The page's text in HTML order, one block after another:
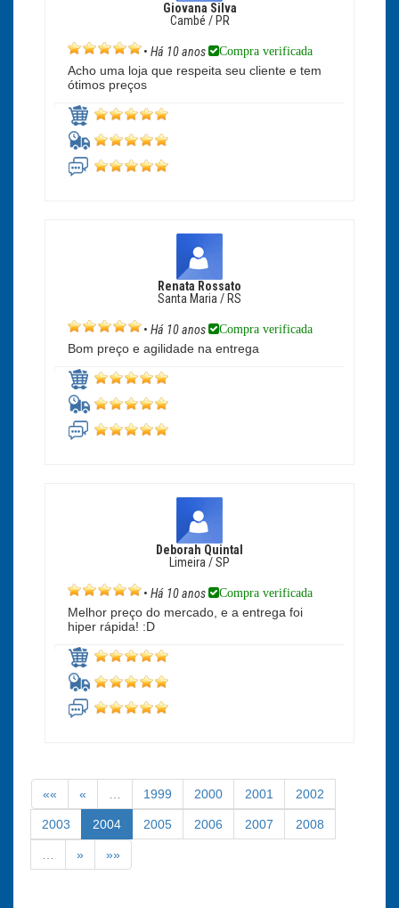
Giovana Silva
Cambé / PR
• Há 10 anos Compra verificada
Acho uma loja que respeita seu cliente e tem
ótimos preços
Renata Rossato
Santa Maria / RS
• Há 10 anos Compra verificada
Bom preço e agilidade na entrega
Deborah Quintal
Limeira / SP
• Há 10 anos Compra verificada
Melhor preço do mercado, e a entrega foi
hiper rápida! :D
«« « … 1999 2000 2001 2002
2003 2004 2005 2006 2007 2008
… » »»